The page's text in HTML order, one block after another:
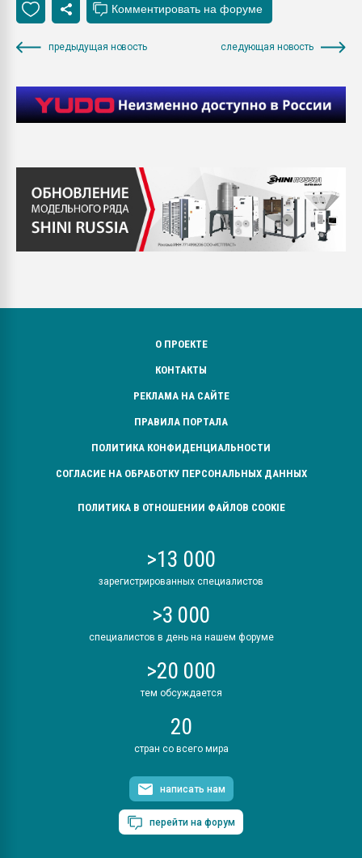
предыдущая новость следующая новость
О ПРОЕКТЕ
КОНТАКТЫ
РЕКЛАМА НА САЙТЕ
ПРАВИЛА ПОРТАЛА
ПОЛИТИКА КОНФИДЕНЦИАЛЬНОСТИ
СОГЛАСИЕ НА ОБРАБОТКУ ПЕРСОНАЛЬНЫХ ДАННЫХ
ПОЛИТИКА В ОТНОШЕНИИ ФАЙЛОВ COOKIE
>13 000
зарегистрированных специалистов
>3 000
специалистов в день на нашем форуме
>20 000
тем обсуждается
20
стран со всего мира
написать нам
перейти на форум